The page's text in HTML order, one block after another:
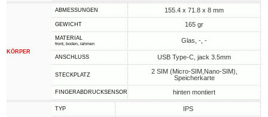
KÖRPER
ABMESSUNGEN 155.4 x 71.8 x 8 mm
GEWICHT 165 gr
MATERIAL
front, boden, rahmen Glas, -, -
ANSCHLUSS USB Type-C, jack 3.5mm
STECKPLATZ
2 SIM (Micro-SIM,Nano-SIM),
Speicherkarte
FINGERABDRUCKSENSOR hinten montiert
TYP IPS